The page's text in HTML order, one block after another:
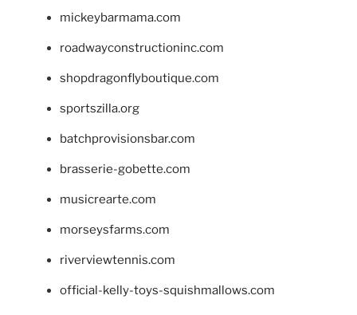
mickeybarmama.com
roadwayconstructioninc.com
shopdragonflyboutique.com
sportszilla.org
batchprovisionsbar.com
brasserie-gobette.com
musicrearte.com
morseysfarms.com
riverviewtennis.com
official-kelly-toys-squishmallows.com